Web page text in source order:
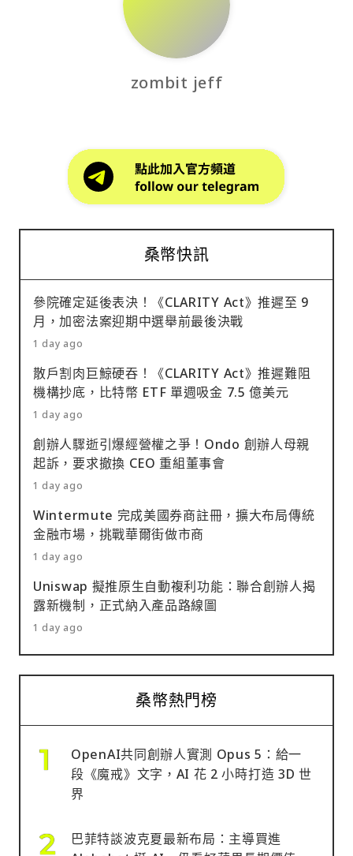
zombit jeff
桑幣快訊
參院確定延後表決！《CLARITY Act》推遲至 9
月，加密法案迎期中選舉前最後決戰
1 day ago
散戶割肉巨鯨硬吞！《CLARITY Act》推遲難阻
機構抄底，比特幣 ETF 單週吸金 7.5 億美元
1 day ago
創辦人驟逝引爆經營權之爭！Ondo 創辦人母親
起訴，要求撤換 CEO 重組董事會
1 day ago
Wintermute 完成美國券商註冊，擴大布局傳統
金融市場，挑戰華爾街做市商
1 day ago
Uniswap 擬推原生自動複利功能：聯合創辦人揭
露新機制，正式納入產品路線圖
1 day ago
桑幣熱門榜
OpenAI共同創辦人實測 Opus 5：給一
段《魔戒》文字，AI 花 2 小時打造 3D 世
界
巴菲特談波克夏最新布局：主導買進